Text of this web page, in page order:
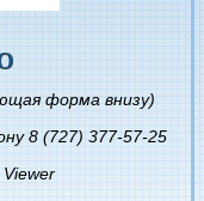
форма внизу)
8 (727) 377-57-25